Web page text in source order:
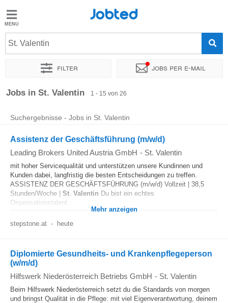
Jobted
Jobs
Jobted
St. Valentin
Filter Jobs per e-mail
Sortieren nach Genauer Standort
Jobs in St. Valentin 1 - 15 von 26
Suchergebnisse - Jobs in St. Valentin
Assistenz der Geschäftsführung (m/w/d)
Leading Brokers United Austria GmbH - St. Valentin
mit hoher Servicequalität und unterstützen unsere Kundinnen und
Kunden dabei, langfristig die besten Entscheidungen zu treffen.
ASSISTENZ DER GESCHÄFTSFÜHRUNG (m/w/d) Vollzeit | 38,5
Stunden/Woche | St. Valentin Du bist ein echtes
Organisationstalent...
Mehr anzeigen
stepstone.at - heute
Diplomierte Gesundheits- und Krankenpflegeperson
(w/m/d)
Hilfswerk Niederösterreich Betriebs GmbH - St. Valentin
Beim Hilfswerk Niederösterreich setzt du die Standards von morgen
und bringst Qualität in die Pflege: mit viel Eigenverantwortung, deinem